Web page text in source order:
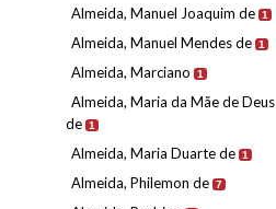
Almeida, Manuel Joaquim de 1
Almeida, Manuel Mendes de 1
Almeida, Marciano 1
Almeida, Maria da Mãe de Deus
de 1
Almeida, Maria Duarte de 1
Almeida, Philemon de 7